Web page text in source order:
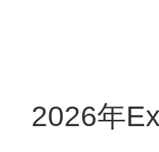
2026年